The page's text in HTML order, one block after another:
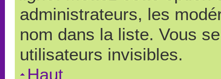
administrateurs, les
nom dans la liste. Vous
utilisateurs invisibles.
Haut